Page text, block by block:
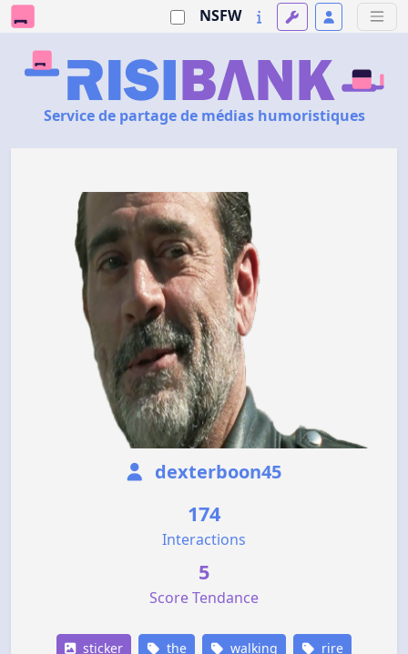
NSFW
Service de partage de médias humoristiques
dexterboon45
174
Interactions
5
Score Tendance
sticker the walking rire